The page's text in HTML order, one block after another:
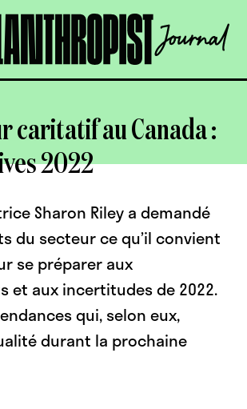
OPEN
caritatif au Canada :
2022
Sharon Riley a demandé
du secteur ce qu’il convient
se préparer aux
et aux incertitudes de 2022.
qui, selon eux,
durant la prochaine